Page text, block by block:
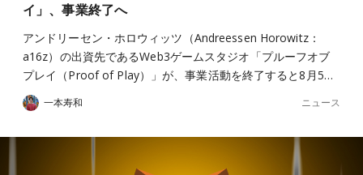
イ」、事業終了へ
アンドリーセン・ホロウィッツ（Andreessen Horowitz：
a16z）の出資先であるWeb3ゲームスタジオ「プルーフオブ
プレイ（Proof of Play）」が、事業活動を終了すると8月5…
一本寿和 ニュース